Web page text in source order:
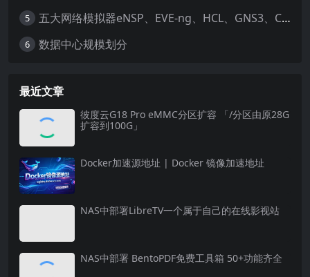
5 五大网络模拟器eNSP、EVE-ng、HCL、GNS3、Cisco Packet Tracer
6 数据中心规模划分
最近文章
彼度云G18 Pro eMMC分区扩容 「/分区由原28G
扩容到100G」
Docker加速源地址 | Docker 镜像加速地址
NAS中部署LibreTV一个属于自己的在线影视站
NAS中部署 BentoPDF免费工具箱 50+功能齐全